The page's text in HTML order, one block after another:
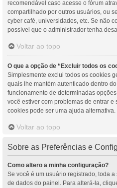
recomendável caso acesse o fórum
compartilhado por outros usuários, ou
cyber café, universidades, etc. Se não
possível que o administrador tenha
Voltar ao topo
O que a opção de “Excluir todos os
Simplesmente exclui todos os cookies
quais lhe mantém autenticado dentro
funcionamento de determinadas
você estiver com problemas de entrar
cookies pode ser uma ajuda alternativa.
Voltar ao topo
Sobre as Preferências e
Como altero a minha configuração?
Se você é um usuário registrado, toda
de dados do painel. Para alterá-la,